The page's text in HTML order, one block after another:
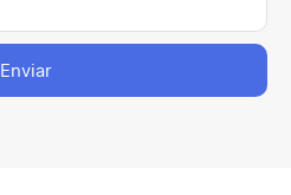
Enviar